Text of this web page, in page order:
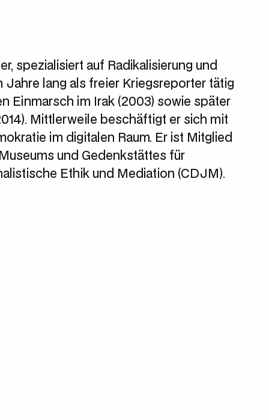
spezialisiert auf Radikalisierung und
lang als freier Kriegsreporter tätig
Einmarsch im Irak (2003) sowie später
Mittlerweile beschäftigt er sich mit
im digitalen Raum. Er ist Mitglied
und Gedenkstättes für
Ethik und Mediation (CDJM).